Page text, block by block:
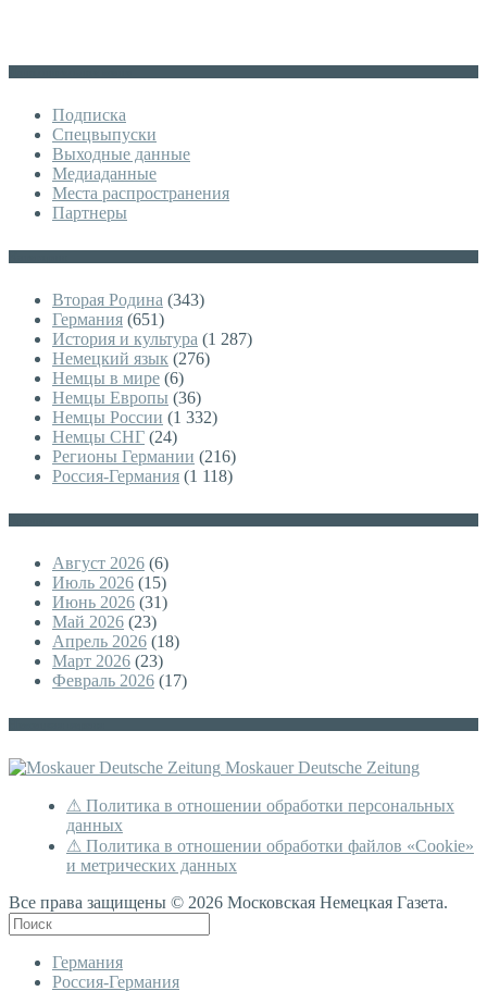
Подписка
Спецвыпуски
Выходные данные
Медиаданные
Места распространения
Партнеры
Вторая Родина (343)
Германия (651)
История и культура (1 287)
Немецкий язык (276)
Немцы в мире (6)
Немцы Европы (36)
Немцы России (1 332)
Немцы СНГ (24)
Регионы Германии (216)
Россия-Германия (1 118)
Август 2026 (6)
Июль 2026 (15)
Июнь 2026 (31)
Май 2026 (23)
Апрель 2026 (18)
Март 2026 (23)
Февраль 2026 (17)
Moskauer Deutsche Zeitung
⚠ Политика в отношении обработки персональных
данных
⚠ Политика в отношении обработки файлов «Cookie»
и метрических данных
Все права защищены © 2026 Московская Немецкая Газета.
Германия
Россия-Германия